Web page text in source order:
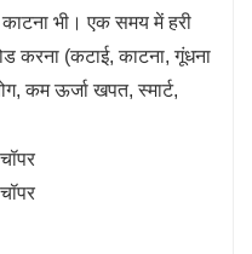
भी। एक समय में हरी
करना (कटाई, काटना, गूंधना
कम ऊर्जा खपत, स्मार्ट,